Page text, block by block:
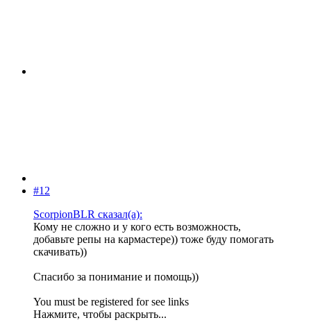
#12
ScorpionBLR сказал(а):
Кому не сложно и у кого есть возможность,
добавьте репы на кармастере)) тоже буду помогать
скачивать))
Спасибо за понимание и помощь))
You must be registered for see links
Нажмите, чтобы раскрыть...